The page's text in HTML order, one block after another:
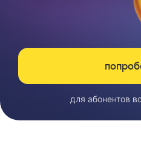
для абонентов